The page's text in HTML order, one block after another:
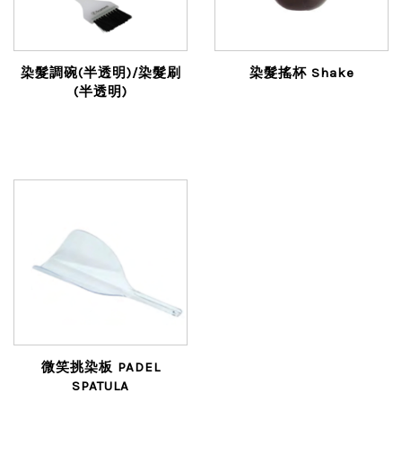
染髮調碗(半透明)/染髮刷
(半透明)
染髮搖杯 Shake
微笑挑染板 PADEL
SPATULA